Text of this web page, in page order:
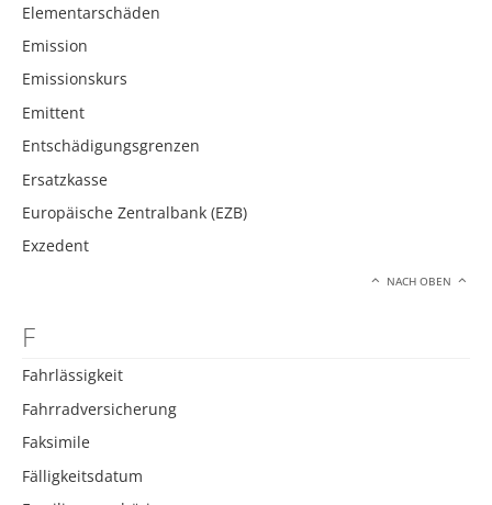
Elementarschäden
Emission
Emissionskurs
Emittent
Entschädigungsgrenzen
Ersatzkasse
Europäische Zentralbank (EZB)
Exzedent
NACH OBEN
F
Fahrlässigkeit
Fahrradversicherung
Faksimile
Fälligkeitsdatum